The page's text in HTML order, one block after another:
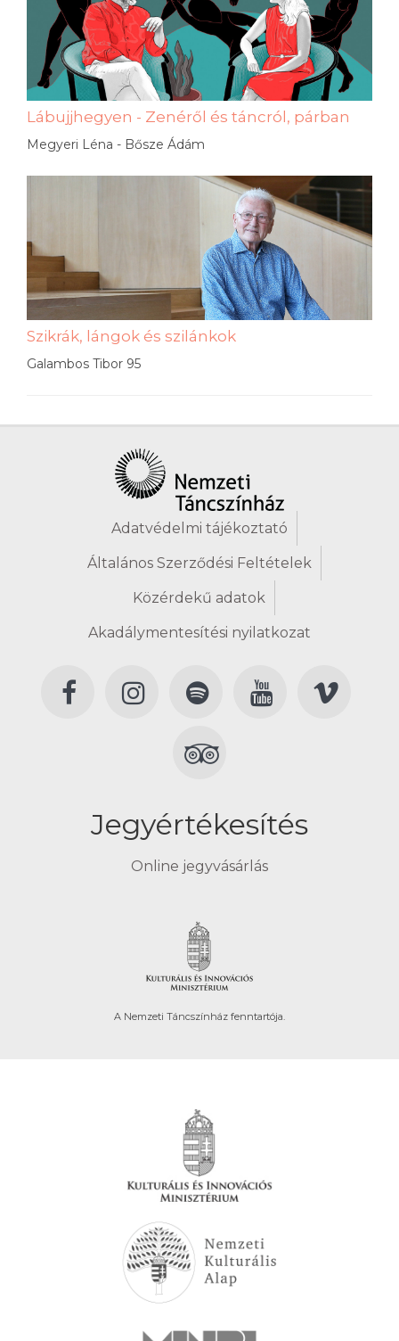
Lábujjhegyen - Zenéről és táncról, párban
Megyeri Léna - Bősze Ádám
Szikrák, lángok és szilánkok
Galambos Tibor 95
Adatvédelmi tájékoztató
Általános Szerződési Feltételek
Közérdekű adatok
Akadálymentesítési nyilatkozat
Jegyértékesítés
Online jegyvásárlás
A Nemzeti Táncszínház fenntartója.